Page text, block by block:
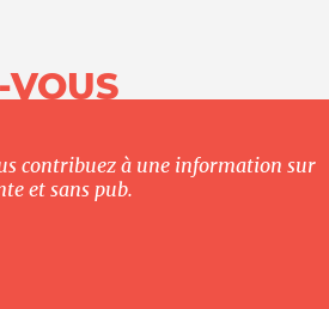
contribuez à une information sur
et sans pub.